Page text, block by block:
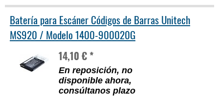
Batería para Escáner Códigos de Barras Unitech
MS920 / Modelo 1400-900020G
14,10 € *
En reposición, no
disponible ahora,
consúltanos plazo